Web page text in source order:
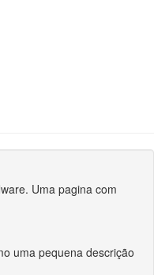
Uma pagina com
uma pequena descrição